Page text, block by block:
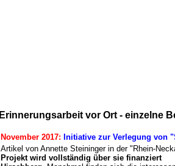
Erinnerungsarbeit vor Ort - einzelne
November 2017: Initiative zur Verlegung von
Artikel von Annette Steininger in der "Rhein-
Projekt wird vollständig über sie finanziert